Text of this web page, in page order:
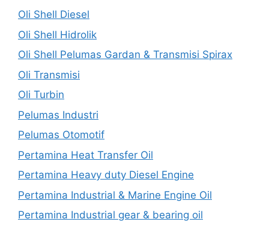
Oli Shell Diesel
Oli Shell Hidrolik
Oli Shell Pelumas Gardan & Transmisi Spirax
Oli Transmisi
Oli Turbin
Pelumas Industri
Pelumas Otomotif
Pertamina Heat Transfer Oil
Pertamina Heavy duty Diesel Engine
Pertamina Industrial & Marine Engine Oil
Pertamina Industrial gear & bearing oil